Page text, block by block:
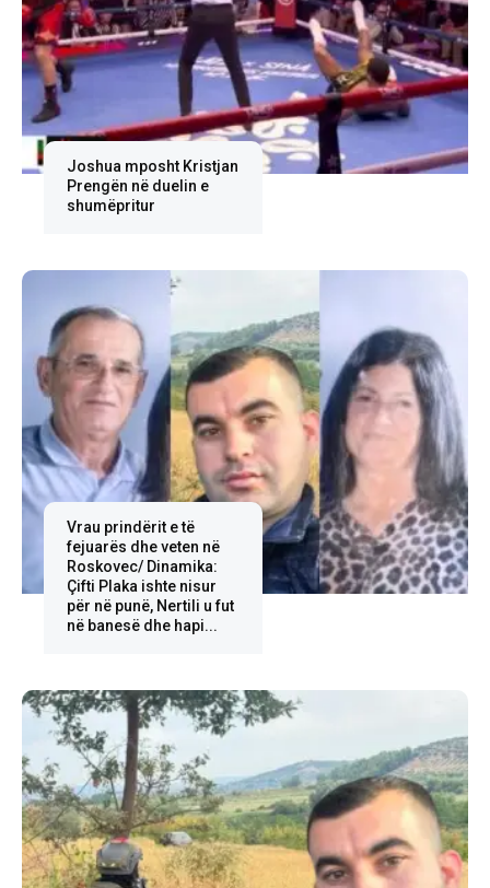
Joshua mposht Kristjan
Prengën në duelin e
shumëpritur
Vrau prindërit e të
fejuarës dhe veten në
Roskovec/ Dinamika:
Çifti Plaka ishte nisur
për në punë, Nertili u fut
në banesë dhe hapi...